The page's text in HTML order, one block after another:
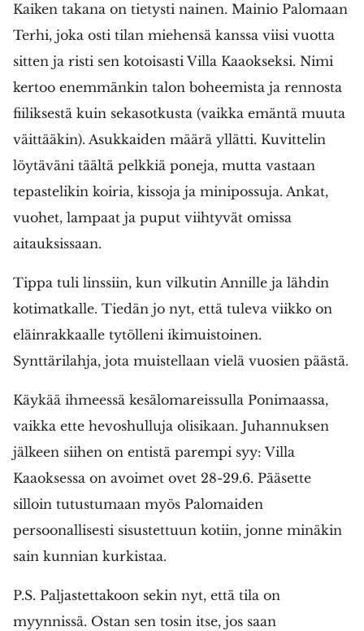
Kaiken takana on tietysti nainen. Mainio Palomaan
Terhi, joka osti tilan miehensä kanssa viisi vuotta
sitten ja risti sen kotoisasti Villa Kaaokseksi. Nimi
kertoo enemmänkin talon boheemista ja rennosta
fiiliksestä kuin sekasotkusta (vaikka emäntä muuta
väittääkin). Asukkaiden määrä yllätti. Kuvittelin
löytäväni täältä pelkkiä poneja, mutta vastaan
tepastelikin koiria, kissoja ja minipossuja. Ankat,
vuohet, lampaat ja puput viihtyvät omissa
aitauksissaan.
Tippa tuli linssiin, kun vilkutin Annille ja lähdin
kotimatkalle. Tiedän jo nyt, että tuleva viikko on
eläinrakkaalle tytölleni ikimuistoinen.
Synttärilahja, jota muistellaan vielä vuosien päästä.
Käykää ihmeessä kesälomareissulla Ponimaassa,
vaikka ette hevoshulluja olisikaan. Juhannuksen
jälkeen siihen on entistä parempi syy: Villa
Kaaoksessa on avoimet ovet 28-29.6. Pääsette
silloin tutustumaan myös Palomaiden
persoonallisesti sisustettuun kotiin, jonne minäkin
sain kunnian kurkistaa.
P.S. Paljastettakoon sekin nyt, että tila on
myynnissä. Ostan sen tosin itse, jos saan